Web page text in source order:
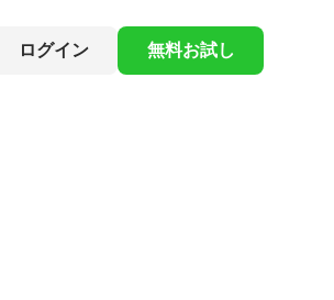
ログイン 無料お試し